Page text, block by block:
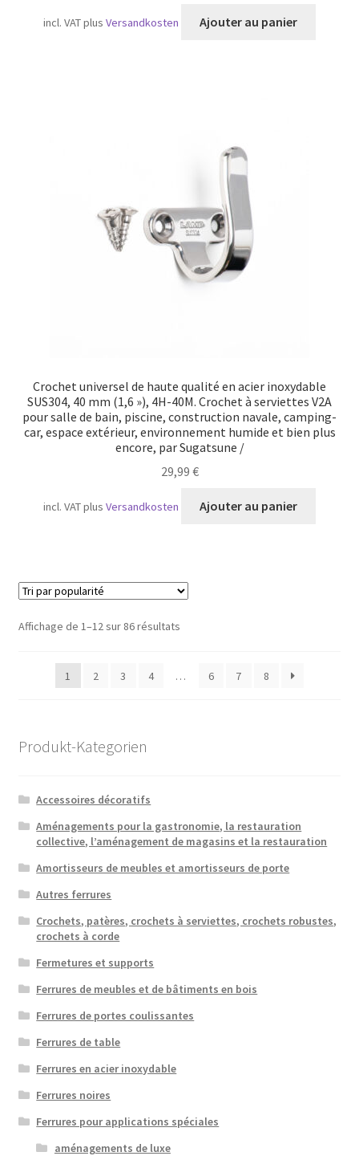
incl. VATplusVersandkosten Ajouter au panier
Crochet universel de haute qualité en acier inoxydable
SUS304, 40 mm (1,6 »), 4H-40M. Crochet à serviettes V2A
pour salle de bain, piscine, construction navale, camping-
car, espace extérieur, environnement humide et bien plus
encore, par Sugatsune /
29,99 €
incl. VATplusVersandkosten Ajouter au panier
Affichage de 1–12 sur 86 résultatsTrié
1
2 3 4 … 6 7 8
Produkt-Kategorien
Accessoires décoratifs
Aménagements pour la gastronomie, la restauration
collective, l’aménagement de magasins et la restauration
Amortisseurs de meubles et amortisseurs de porte
Autres ferrures
Crochets, patères, crochets à serviettes, crochets robustes,
crochets à corde
Fermetures et supports
Ferrures de meubles et de bâtiments en bois
Ferrures de portes coulissantes
Ferrures de table
Ferrures en acier inoxydable
Ferrures noires
Ferrures pour applications spéciales
aménagements de luxe